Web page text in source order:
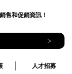
售和促銷資訊！
>
人才招募